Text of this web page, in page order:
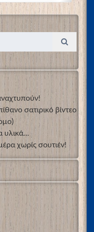
σατιρικό βίντεο
υλικά…
χωρίς σουτιέν!